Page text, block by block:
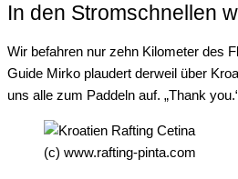
In den Stromschnellen
Wir befahren nur zehn Kilometer des
Guide Mirko plaudert derweil über
uns alle zum Paddeln auf. „Thank
(c) www.rafting-pinta.com